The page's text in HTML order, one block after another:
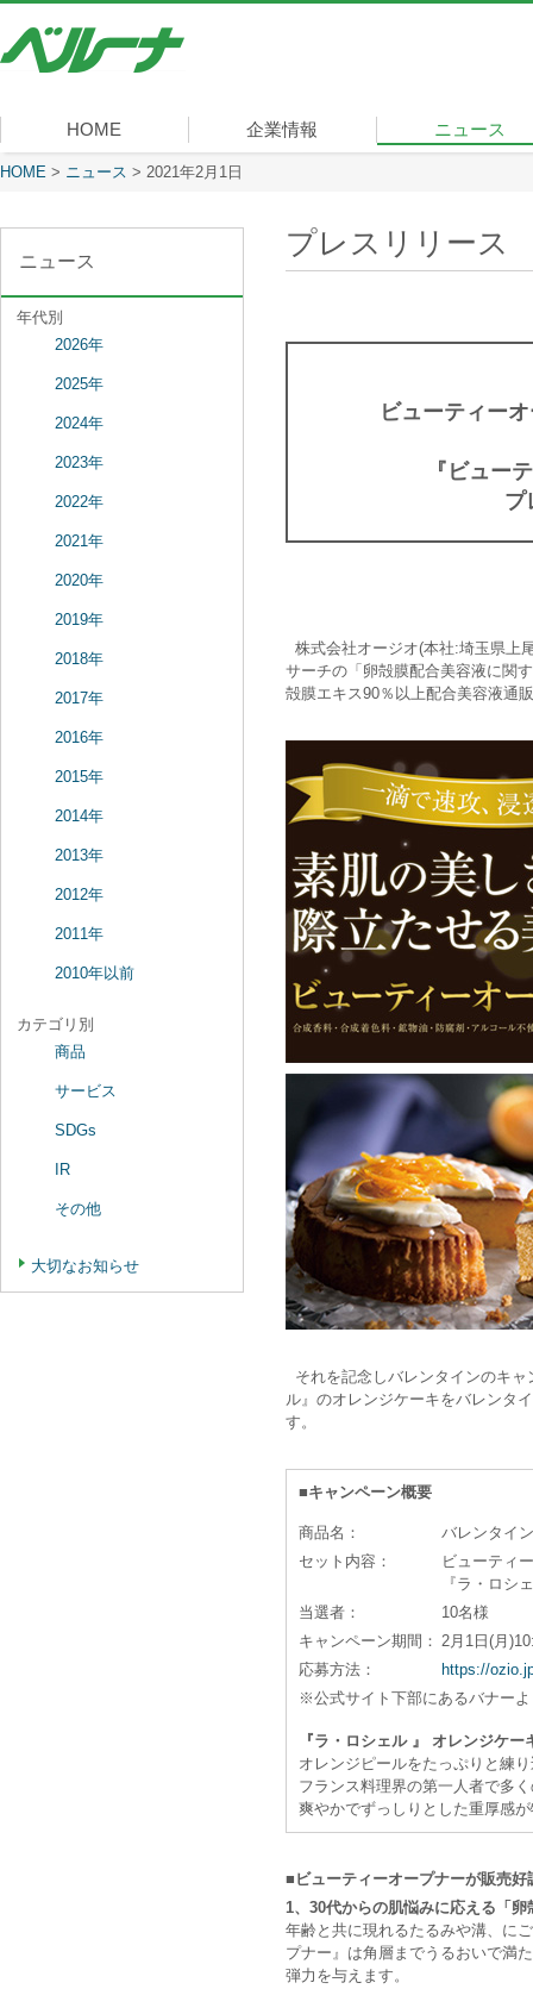
式
ベ
ル
ー
HOME 企業情報
社長メッセージ
会社概要
経営理念
沿革
組織図
事業内容
役員一覧
所在地
ニュース
現在表示しているページ
HOME > ニュース > 2021年2月1日
プレスリリース
ビューティー
『ビュー
プ
株式会社オージオ(本社:埼玉県上
サーチの「卵殻膜配合美容液に関
殻膜エキス90％以上配合美容液通
それを記念しバレンタインのキ
ル』のオレンジケーキをバレンタ
す。
■キャンペーン概要
商品名：
バレンタイ
セット内容：
ビューティ
『ラ・ロシ
当選者：
10名様
キャンペーン期間： 2月1日(月
応募方法：
https://
※公式サイト下部にあるバナー
『ラ・ロシェル 』 オレンジケー
オレンジピールをたっぷりと練
フランス料理界の第一人者で多
爽やかでずっしりとした重厚感
■ビューティーオープナーが販売好
1、30代からの肌悩みに応える「卵
年齢と共に現れるたるみや溝、に
プナー』は角層までうるおいで満
弾力を与えます。
ニュース
年代別
2026年
2025年
2024年
2023年
2022年
2021年
2020年
2019年
2018年
2017年
2016年
2015年
2014年
2013年
2012年
2011年
2010年以前
カテゴリ別
商品
サービス
SDGs
IR
その他
大切なお知らせ